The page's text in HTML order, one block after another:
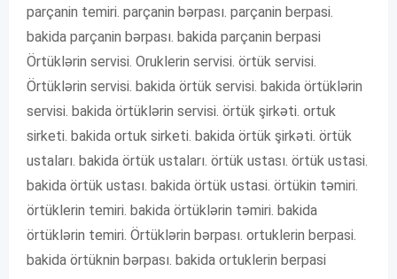
parçanin temiri. parçanin bərpası. parçanin berpasi.
bakida parçanin bərpası. bakida parçanin berpasi
Örtüklərin servisi. Oruklerin servisi. örtük servisi.
Örtüklərin servisi. bakida örtük servisi. bakida örtüklərin
servisi. bakida örtüklərin servisi. örtük şirkəti. ortuk
sirketi. bakida ortuk sirketi. bakida örtük şirkəti. örtük
ustaları. bakida örtük ustaları. örtük ustası. örtük ustasi.
bakida örtük ustası. bakida örtük ustasi. örtükin təmiri.
örtüklerin temiri. bakida örtüklərin təmiri. bakida
örtüklərin temiri. Örtüklərin bərpası. ortuklerin berpasi.
bakida örtüknin bərpası. bakida ortuklerin berpasi